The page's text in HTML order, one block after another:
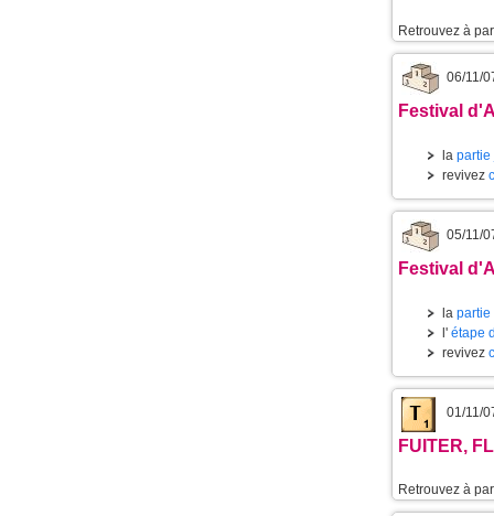
Retrouvez à
06/11/
Festival
la partie
revivez
05/11/
Festival
la partie
l' étape
revivez
01/11/
FUITER,
Retrouvez à